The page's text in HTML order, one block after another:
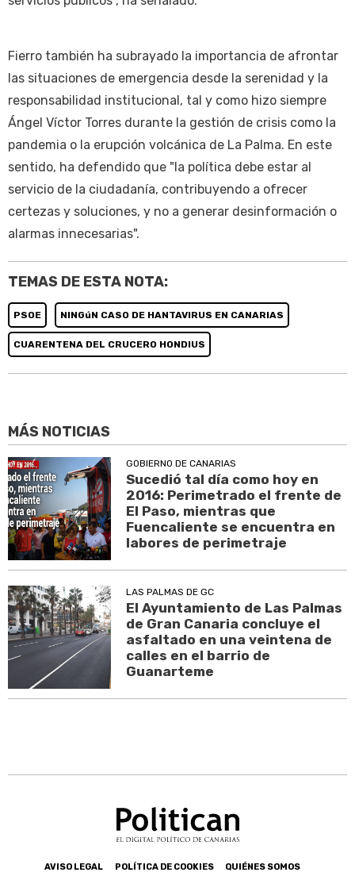
Fierro también ha subrayado la importancia de afrontar
las situaciones de emergencia desde la serenidad y la
responsabilidad institucional, tal y como hizo siempre
Ángel Víctor Torres durante la gestión de crisis como la
pandemia o la erupción volcánica de La Palma. En este
sentido, ha defendido que "la política debe estar al
servicio de la ciudadanía, contribuyendo a ofrecer
certezas y soluciones, y no a generar desinformación o
alarmas innecesarias".
TEMAS DE ESTA NOTA:
PSOE NINGúN CASO DE HANTAVIRUS EN CANARIAS
CUARENTENA DEL CRUCERO HONDIUS
MÁS NOTICIAS
GOBIERNO DE CANARIAS
Sucedió tal día como hoy en
2016: Perimetrado el frente de
El Paso, mientras que
Fuencaliente se encuentra en
labores de perimetraje
LAS PALMAS DE GC
El Ayuntamiento de Las Palmas
de Gran Canaria concluye el
asfaltado en una veintena de
calles en el barrio de
Guanarteme
AVISO LEGAL POLÍTICA DE COOKIES QUIÉNES SOMOS